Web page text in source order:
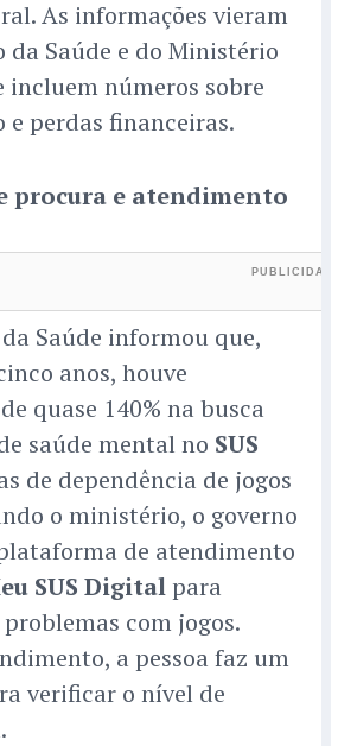
As informações vieram
Saúde e do Ministério
incluem números sobre
e perdas financeiras.
procura e atendimento
Saúde informou que,
anos, houve
quase 140% na busca
saúde mental no SUS
de dependência de jogos
o ministério, o governo
de atendimento
SUS Digital para
problemas com jogos.
a pessoa faz um
verificar o nível de